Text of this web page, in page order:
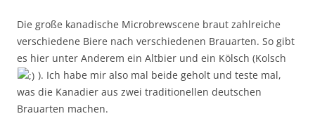
Die große kanadische Microbrewscene braut zahlreiche
verschiedene Biere nach verschiedenen Brauarten. So gibt
es hier unter Anderem ein Altbier und ein Kölsch (Kolsch
). Ich habe mir also mal beide geholt und teste mal,
was die Kanadier aus zwei traditionellen deutschen
Brauarten machen.